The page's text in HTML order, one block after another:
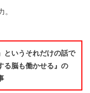
というそれだけの話で
る脳も働かせる』の